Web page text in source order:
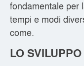
fondamentale per
tempi e modi
come.
LO